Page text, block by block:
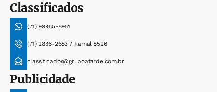
Classificados
(71) 99965-8961
(71) 2886-2683 / Ramal 8526
classificados@grupoatarde.com.br
Publicidade